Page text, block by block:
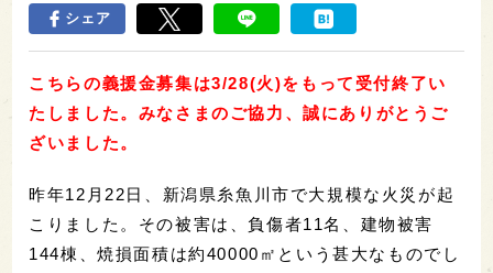
シェア
こちらの義援金募集は3/28(火)をもって受付終了い
たしました。みなさまのご協力、誠にありがとうご
ざいました。
昨年12月22日、新潟県糸魚川市で大規模な火災が起
こりました。その被害は、負傷者11名、建物被害
144棟、焼損面積は約40000㎡という甚大なものでし